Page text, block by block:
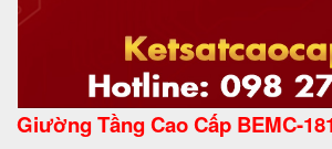
Giường Tầng Cao Cấp BEMC-